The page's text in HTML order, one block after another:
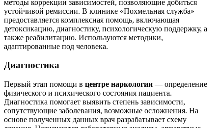
методы коррекции зависимостей, позволяющие добиться
устойчивой ремиссии. В клинике «Похмельная служба»
предоставляется комплексная помощь, включающая
детоксикацию, диагностику, психологическую поддержку, а
также реабилитацию. Используются методики,
адаптированные под человека.
Диагностика
Первый этап помощи в центре наркологии — определение
физического и психического состояния пациента.
Диагностика помогает выявить степень зависимости,
сопутствующие заболевания, возможные осложнения. На
основе полученных данных врач разрабатывает схему